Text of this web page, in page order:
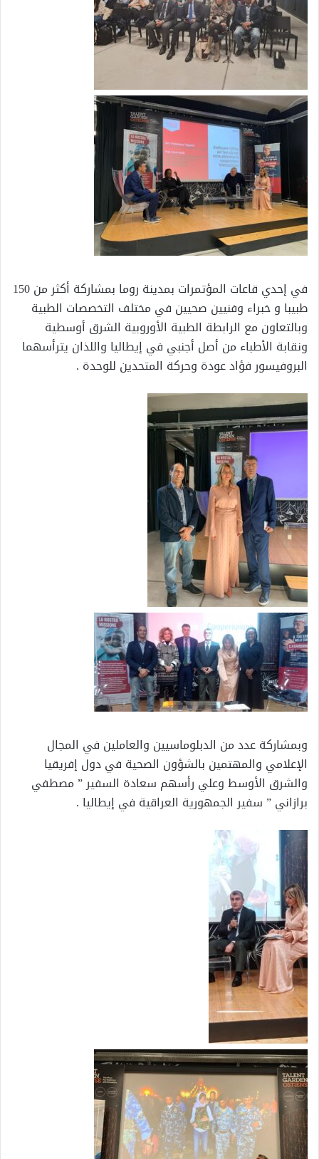
في إحدي قاعات المؤتمرات بمدينة روما بمشاركة أكثر من 150
طبيبا و خبراء وفنيين صحيين في مختلف التخصصات الطبية
وبالتعاون مع الرابطة الطبية الأوروبية الشرق أوسطية
ونقابة الأطباء من أصل أجنبي في إيطاليا واللذان يترأسهما
البروفيسور فؤاد عودة وحركة المتحدين للوحدة .
وبمشاركة عدد من الدبلوماسيين والعاملين في المجال
الإعلامي والمهتمين بالشؤون الصحية في دول إفريقيا
والشرق الأوسط وعلي رأسهم سعادة السفير ” مصطفي
برازاني ” سفير الجمهورية العراقية في إيطاليا .